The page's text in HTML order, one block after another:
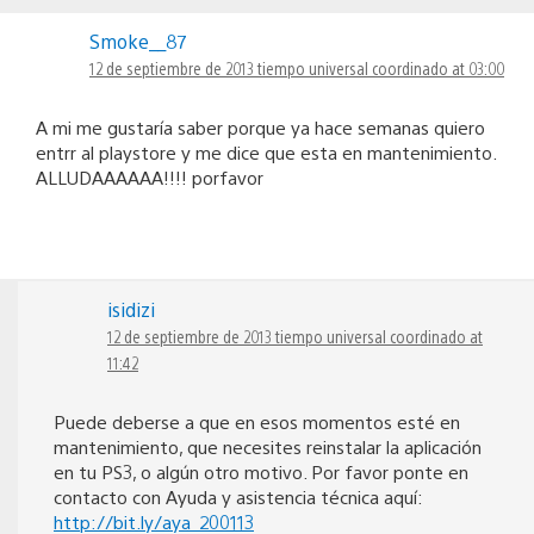
Smoke__87
12 de septiembre de 2013 tiempo universal coordinado at 03:00
A mi me gustaría saber porque ya hace semanas quiero
entrr al playstore y me dice que esta en mantenimiento.
ALLUDAAAAAA!!!! porfavor
isidizi
12 de septiembre de 2013 tiempo universal coordinado at
11:42
Puede deberse a que en esos momentos esté en
mantenimiento, que necesites reinstalar la aplicación
en tu PS3, o algún otro motivo. Por favor ponte en
contacto con Ayuda y asistencia técnica aquí:
http://bit.ly/aya_200113